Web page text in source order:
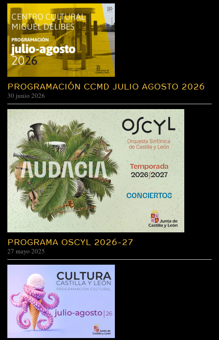
CENTRO
CULTURAL
MIGUEL
DELIBES
PROGRAMACIÓN CCMD JULIO AGOSTO 2026
30 junio 2026
PROGRAMA OSCYL 2026-27
27 mayo 2025